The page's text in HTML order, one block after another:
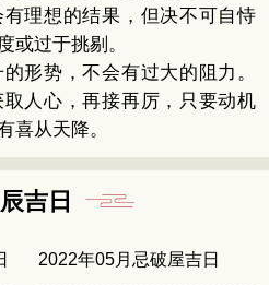
有理想的结果，但决不可自恃
或过于挑剔。
的形势，不会有过大的阻力。
人心，再接再厉，只要动机
喜从天降。
吉日
2022年05月忌破屋吉日